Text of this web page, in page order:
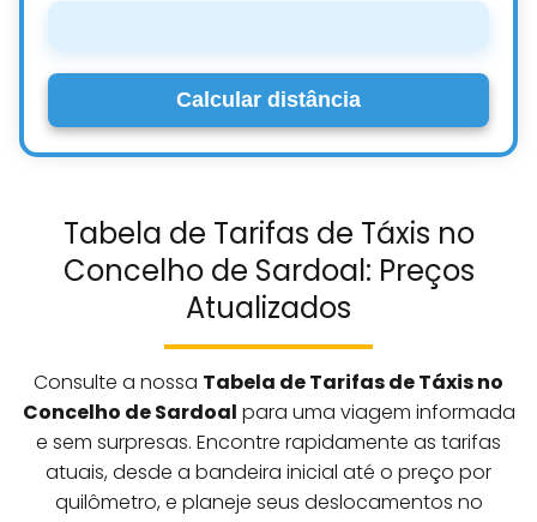
Calcular distância
Tabela de Tarifas de Táxis no
Concelho de Sardoal: Preços
Atualizados
Consulte a nossa Tabela de Tarifas de Táxis no
Concelho de Sardoal para uma viagem informada
e sem surpresas. Encontre rapidamente as tarifas
atuais, desde a bandeira inicial até o preço por
quilômetro, e planeje seus deslocamentos no